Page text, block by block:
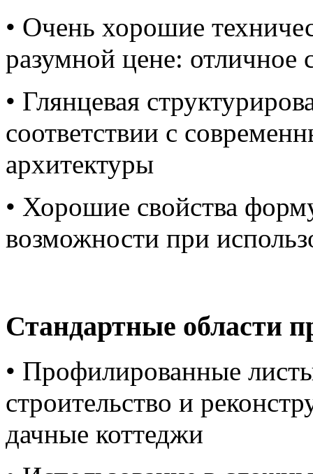
• Очень хорошие
разумной цене: отличное
• Глянцевая
соответствии с
архитектуры
• Хорошие свойства
возможности при
Стандартные области
• Профилированные
строительство и
дачные коттеджи